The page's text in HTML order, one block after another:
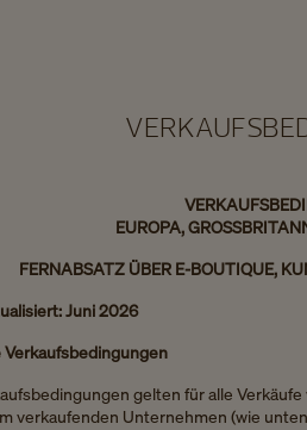
EUROPA,
FERNABSATZ ÜBER E-BOUTIQUE,
Juni 2026
Verkaufsbedingungen
gelten für alle
verkaufenden Unternehmen (wie